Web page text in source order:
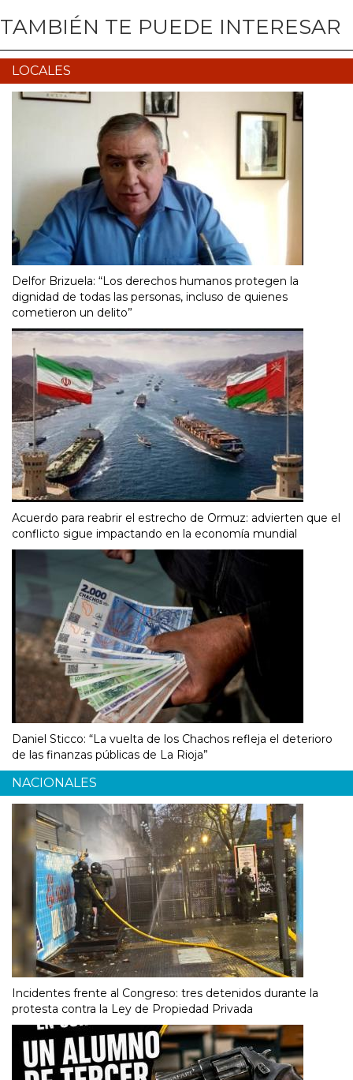
TAMBIÉN TE PUEDE INTERESAR
LOCALES
Delfor Brizuela: “Los derechos humanos protegen la
dignidad de todas las personas, incluso de quienes
cometieron un delito”
Acuerdo para reabrir el estrecho de Ormuz: advierten que el
conflicto sigue impactando en la economía mundial
Daniel Sticco: “La vuelta de los Chachos refleja el deterioro
de las finanzas públicas de La Rioja”
NACIONALES
Incidentes frente al Congreso: tres detenidos durante la
protesta contra la Ley de Propiedad Privada